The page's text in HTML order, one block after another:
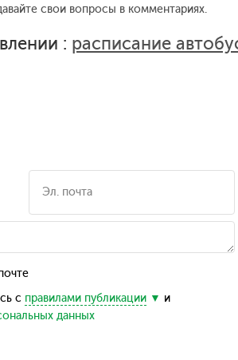
свои вопросы в комментариях.
: расписание
с правилами публикации
и
данных